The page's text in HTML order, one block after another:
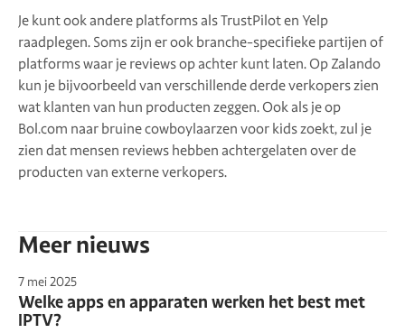
Je kunt ook andere platforms als TrustPilot en Yelp
raadplegen. Soms zijn er ook branche-specifieke partijen of
platforms waar je reviews op achter kunt laten. Op Zalando
kun je bijvoorbeeld van verschillende derde verkopers zien
wat klanten van hun producten zeggen. Ook als je op
Bol.com naar bruine cowboylaarzen voor kids zoekt, zul je
zien dat mensen reviews hebben achtergelaten over de
producten van externe verkopers.
Meer nieuws
7 mei 2025
Welke apps en apparaten werken het best met
IPTV?